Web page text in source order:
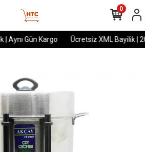
Aynı Gün Kargo Ücretsiz XML Bayilik |
0